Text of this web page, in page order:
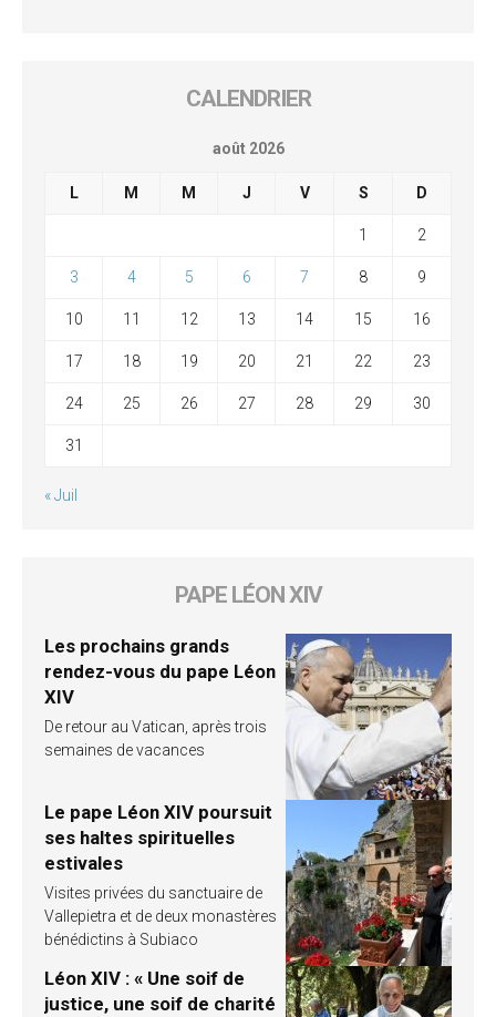
CALENDRIER
août 2026
L M M J V S D
1 2
3 4 5 6 7 8 9
10 11 12 13 14 15 16
17 18 19 20 21 22 23
24 25 26 27 28 29 30
31
« Juil
PAPE LÉON XIV
Les prochains grands
rendez-vous du pape Léon
XIV
De retour au Vatican, après trois
semaines de vacances
Le pape Léon XIV poursuit
ses haltes spirituelles
estivales
Visites privées du sanctuaire de
Vallepietra et de deux monastères
bénédictins à Subiaco
Léon XIV : « Une soif de
justice, une soif de charité